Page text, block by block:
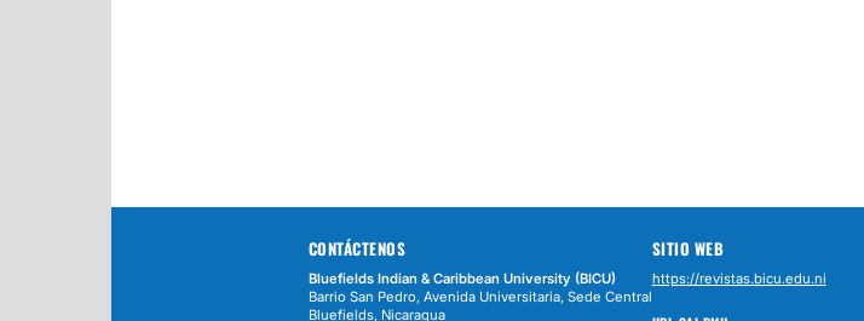
CONTÁCTENOS
Bluefields Indian & Caribbean University (BICU)
Barrio San Pedro, Avenida Universitaria, Sede Central
Bluefields, Nicaragua
SITIO WEB
https://revistas.bicu.edu.ni